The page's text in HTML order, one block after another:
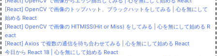
[React] OpenCV で画像のトップハット、ブラックハットをしてみる | 心を無にして
始める React
[React] OpenCV で画像の HITMISS(Hit or Miss) をしてみる | 心を無にして始める R
eact
[React] Axios で複数の通信を待ち合わせてみる | 心を無にして始める React
今日から React 18 | 心を無にして始める React